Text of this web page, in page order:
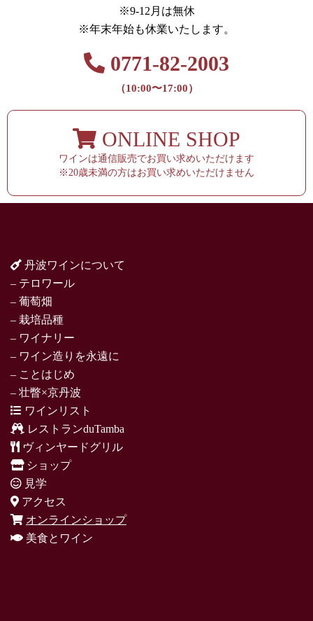
※9-12月は無休
※年末年始も休業いたします。
0771-82-2003
（10:00〜17:00）
ONLINE SHOP
ワインは通信販売でお買い求めいただけます
※20歳未満の方はお買い求めいただけません
丹波ワインについて
– テロワール
– 葡萄畑
– 栽培品種
– ワイナリー
– ワイン造りを永遠に
– ことはじめ
– 壮瞥×京丹波
ワインリスト
レストランduTamba
ヴィンヤードグリル
ショップ
見学
アクセス
オンラインショップ
美食とワイン